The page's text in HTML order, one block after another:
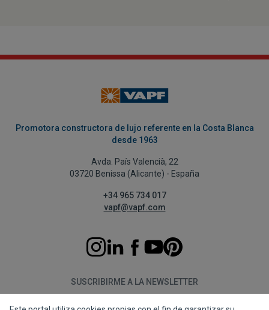
Promotora constructora de lujo referente en la Costa Blanca
desde 1963
Avda. País Valencià, 22
03720 Benissa (Alicante) - España
+34 965 734 017
vapf@vapf.com
SUSCRIBIRME A LA NEWSLETTER